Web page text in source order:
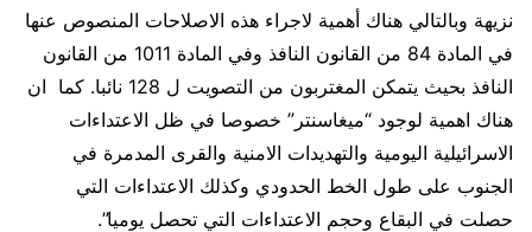
نزيهة وبالتالي هناك أهمية لاجراء هذه الاصلاحات المنصوص عنها
في المادة 84 من القانون النافذ وفي المادة 1011 من القانون
النافذ بحيث يتمكن المغتربون من التصويت ل 128 نائبا. كما ان
هناك اهمية لوجود “ميغاسنتر” خصوصا في ظل الاعتداءات
الاسرائيلية اليومية والتهديدات الامنية والقرى المدمرة في
الجنوب على طول الخط الحدودي وكذلك الاعتداءات التي
حصلت في البقاع وحجم الاعتداءات التي تحصل يوميا”.